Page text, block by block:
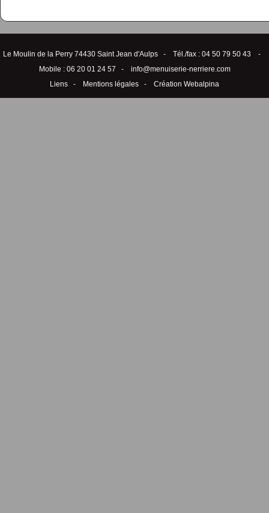
Le Moulin de la Perry 74430 Saint Jean d'Aulps - Tél./fax : 04 50 79 50 43 -
Mobile : 06 20 01 24 57 - info@menuiserie-nerriere.com
Liens - Mentions légales - Création Webalpina